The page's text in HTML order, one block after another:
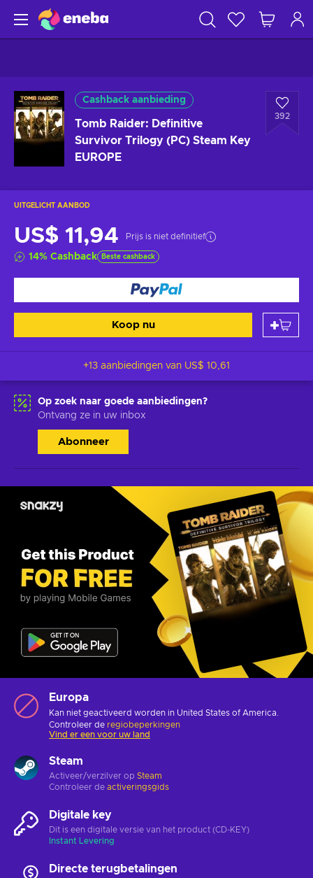
Cashback aanbieding
Tomb Raider: Definitive
Survivor Trilogy (PC) Steam Key
EUROPE
392
UITGELICHT AANBOD
US$ 11,94 Prijs is niet definitief
14% Cashback Beste cashback
Koop nu
+13 aanbiedingen van US$ 10,61
Op zoek naar goede aanbiedingen?
Ontvang ze in uw inbox
Abonneer
Europa
Kan niet geactiveerd worden in United States of America.
Controleer de regiobeperkingen
Vind er een voor uw land
Steam
Activeer/verzilver op Steam
Controleer de activeringsgids
Digitale key
Dit is een digitale versie van het product (CD-KEY)
Instant Levering
Directe terugbetalingen